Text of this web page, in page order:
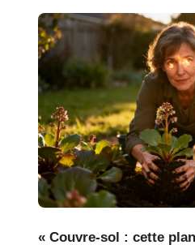
« Couvre-sol : cette